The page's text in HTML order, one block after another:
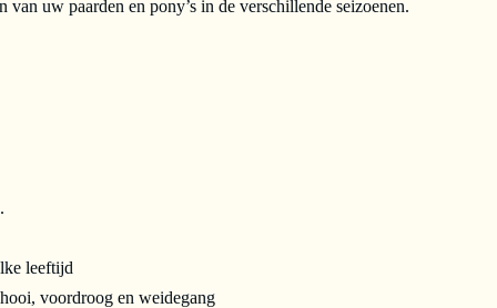
van uw paarden en pony’s in de verschillende seizoenen.
leeftijd
voordroog en weidegang